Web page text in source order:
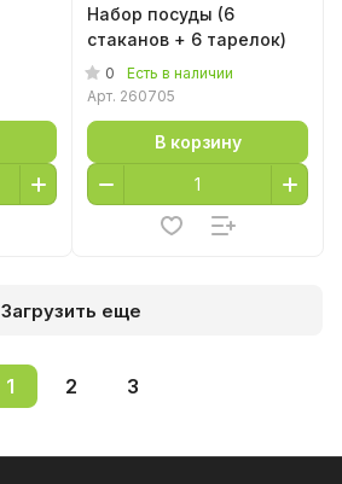
Набор посуды (6
стаканов + 6 тарелок)
0
Есть в наличии
Арт. 260705
В корзину
Загрузить еще
1 2 3